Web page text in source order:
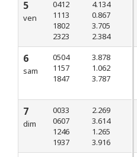
5
ven
0412
1113
1802
2323
4.134
0.867
3.705
2.384
6
sam
0504
1157
1847
3.878
1.062
3.787
7
dim
0033
0607
1246
1937
2.269
3.614
1.265
3.916